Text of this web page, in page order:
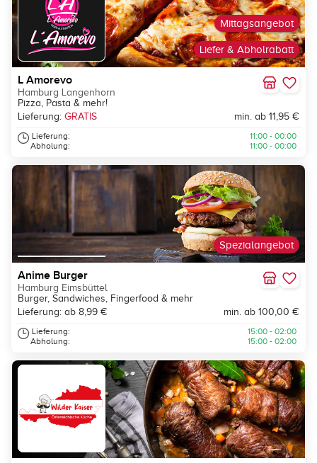
Liefer & Abholrabatt
Mittagsangebot
L Amorevo
Hamburg Langenhorn
Pizza, Pasta & mehr!
Lieferung: GRATIS min. ab 11,95 €
Lieferung:
Abholung:
11:00 - 00:00
11:00 - 00:00
Spezialangebot
Anime Burger
Hamburg Eimsbüttel
Burger, Sandwiches, Fingerfood & mehr
Lieferung: ab 8,99 €
min. ab 100,00 €
Lieferung:
Abholung:
15:00 - 02:00
15:00 - 02:00